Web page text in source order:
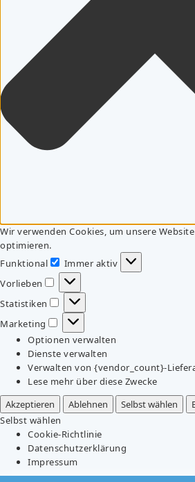
Wir verwenden Cookies, um unsere
optimieren.
Funktional
Funktional
Immer aktiv
Vorlieben
Vorlieben
Statistiken
Statistiken
Marketing
Marketing
Optionen verwalten
Dienste verwalten
Verwalten von {vendor_count}-
Lese mehr über diese Zwecke
Akzeptieren
Ablehnen Selbst wählen
Selbst wählen
Cookie-Richtlinie
Datenschutzerklärung
Impressum